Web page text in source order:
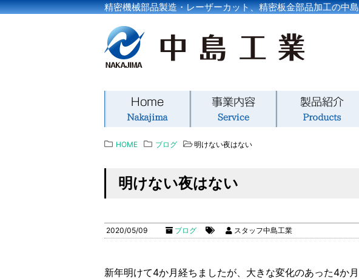
精密機械部品製造・レーザーカット、精密板金部品加工の中
HOME ブログ 明けない夜はない
明けない夜はない
2020/05/09 ブログ スタッフ中島工業
新年明けて4か月経ちましたが、大きな変化のあった4か月